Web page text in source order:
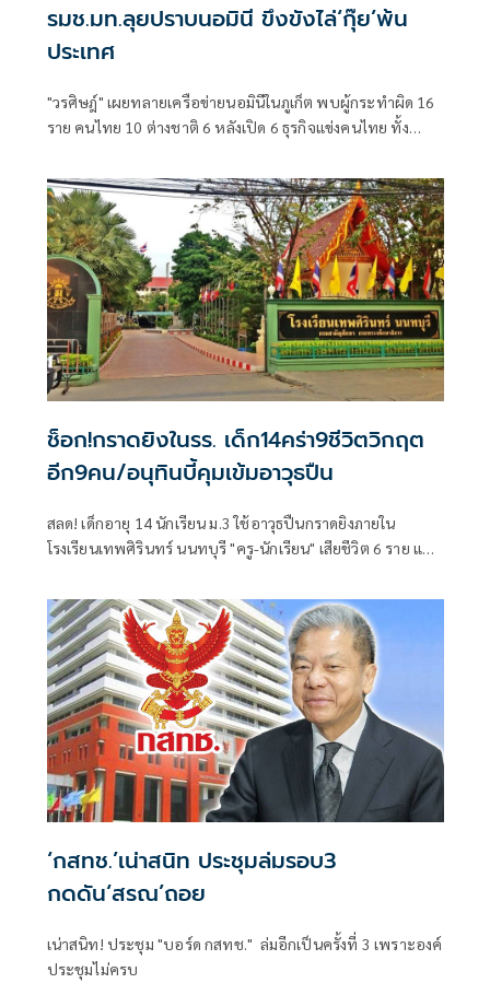
รมช.มท.ลุยปราบนอมินี ขึงขังไล่‘กุ๊ย’พ้น
ประเทศ
"วรศิษฎ์" เผยทลายเครือข่ายนอมินีในภูเก็ต พบผู้กระทำผิด 16
ราย คนไทย 10 ต่างชาติ 6 หลังเปิด 6 ธุรกิจแข่งคนไทย ทั้ง
ช็อก!กราดยิงในรร. เด็ก14คร่า9ชีวิตวิกฤต
อีก9คน/อนุทินบี้คุมเข้มอาวุธปืน
สลด! เด็กอายุ 14 นักเรียน ม.3 ใช้อาวุธปืนกราดยิงภายใน
โรงเรียนเทพศิรินทร์ นนทบุรี "ครู-นักเรียน" เสียชีวิต 6 ราย และ
‘กสทช.’เน่าสนิท ประชุมล่มรอบ3
กดดัน‘สรณ’ถอย
เน่าสนิท! ประชุม "บอร์ด กสทช." ล่มอีกเป็นครั้งที่ 3 เพราะองค์
ประชุมไม่ครบ